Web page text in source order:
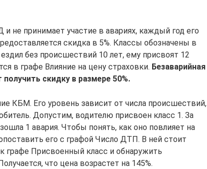
не принимает участие в авариях, каждый год его
скидка в 5%. Классы обозначены в
без происшествий 10 лет, ему присвоят 12
в графе Влияние на цену страховки. Безаварийная
скидку в размере 50%.
КБМ. Его уровень зависит от числа происшествий,
Допустим, водителю присвоен класс 1. За
1 авария. Чтобы понять, как оно повлияет на
его с графой Число ДТП. В ней стоит
графе Присвоенный класс и обнаружить
что цена возрастет на 145%.